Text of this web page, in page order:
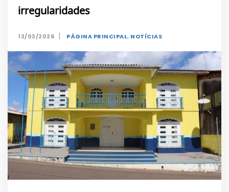
irregularidades
13/03/2026 | PÁGINA PRINCIPAL, NOTÍCIAS